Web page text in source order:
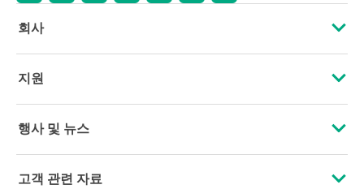
회사
HPE 소개
지원
운영 지원 서비스
행사 및 뉴스
행사
고객 관련 자료